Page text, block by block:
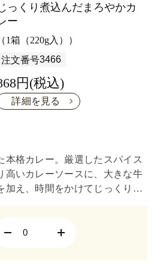
っくり煮込んだまろやかカ
ー
（1箱（220g入））
注文番号3466
円(税込)
詳細を見る
本格カレー。厳選したスパイス
高いカレーソースに、大きな牛
加え、時間をかけてじっくり煮